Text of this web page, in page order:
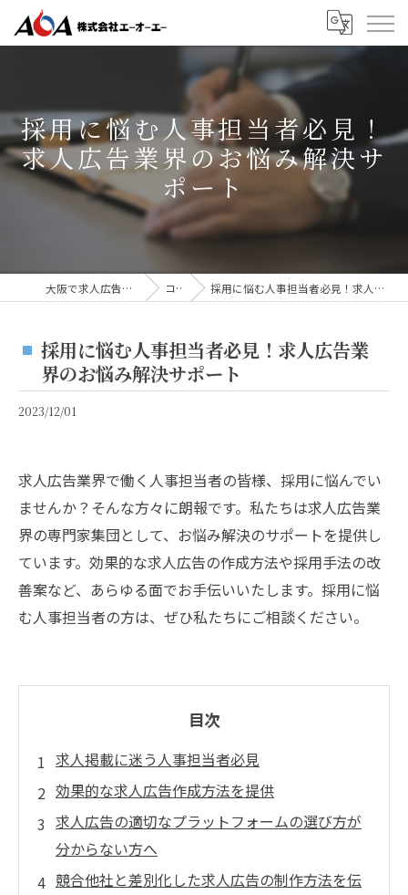
採用に悩む人事担当者必見！
求人広告業界のお悩み解決サ
ポート
大阪で求人広告なら株式会社AOA コラム 採用に悩む人事担当者必見！求人広告業界のお悩み解決サポート
採用に悩む人事担当者必見！求人広告業
界のお悩み解決サポート
2023/12/01
求人広告業界で働く人事担当者の皆様、採用に悩んでい
ませんか？そんな方々に朗報です。私たちは求人広告業
界の専門家集団として、お悩み解決のサポートを提供し
ています。効果的な求人広告の作成方法や採用手法の改
善案など、あらゆる面でお手伝いいたします。採用に悩
む人事担当者の方は、ぜひ私たちにご相談ください。
目次
求人掲載に迷う人事担当者必見
効果的な求人広告作成方法を提供
求人広告の適切なプラットフォームの選び方が
分からない方へ
競合他社と差別化した求人広告の制作方法を伝